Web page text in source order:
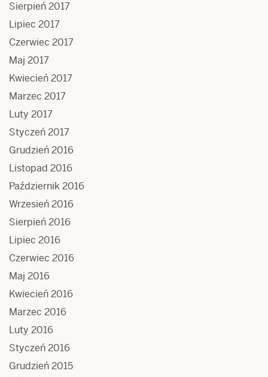
Sierpień 2017
Lipiec 2017
Czerwiec 2017
Maj 2017
Kwiecień 2017
Marzec 2017
Luty 2017
Styczeń 2017
Grudzień 2016
Listopad 2016
Październik 2016
Wrzesień 2016
Sierpień 2016
Lipiec 2016
Czerwiec 2016
Maj 2016
Kwiecień 2016
Marzec 2016
Luty 2016
Styczeń 2016
Grudzień 2015